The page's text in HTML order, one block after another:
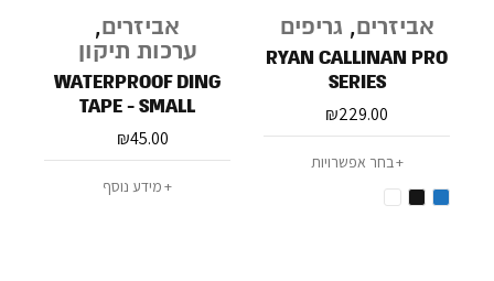
אביזרים, גריפים
RYAN CALLINAN PRO
SERIES
₪229.00
בחר אפשרויות
אביזרים,
ערכות תיקון
WATERPROOF DING
TAPE - SMALL
₪45.00
מידע נוסף